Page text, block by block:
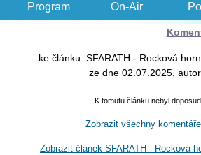
Program On-Air
ke článku: SFARATH - Rocková
ze dne 02.07.2025,
K tomutu článku nebyl
Zobrazit všechny komentáře
Zobrazit článek SFARATH - Rocková